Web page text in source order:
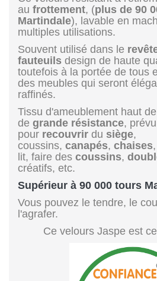
au frottement, (plus de 90
Martindale), lavable en
multiples utilisations.
Souvent utilisé dans le
fauteuils design de haute
toutefois à la portée de tous
des meubles qui seront
raffinés.
Tissu d'ameublement haut
de grande résistance, prévu
pour recouvrir du siège,
coussins, canapés, chaises,
lit, faire des coussins,
créatifs, etc.
Supérieur à 90 000 tours
Vous pouvez le tendre, le
l'agrafer.
Ce velours Jaspe est